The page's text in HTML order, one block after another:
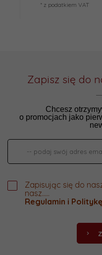
* z podatkiem VAT
Zapisz się do
Chcesz
o promocjach jako
Zapisując się do
nasz.....
Regulamin i